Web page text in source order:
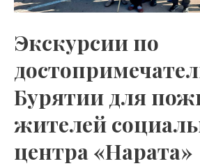
Экскурсии по
Бурятии для
жителей
центра «Нарата»
социального
«Нарата»